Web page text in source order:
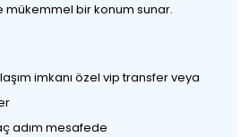
mükemmel bir konum sunar.
imkanı özel vip transfer veya
adım mesafede